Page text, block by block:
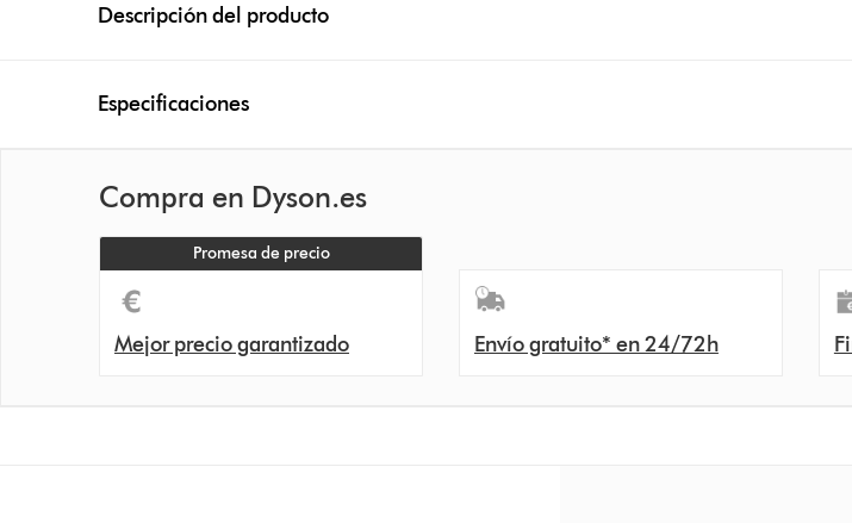
Descripción del producto
Especificaciones
Compra en Dyson.es
Promesa de precio
Mejor precio garantizado Envío gratuito* en 24/72h